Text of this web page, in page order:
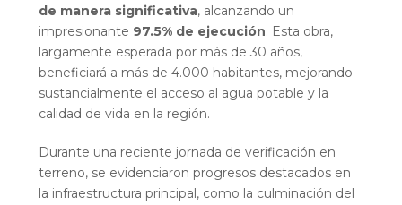
de manera significativa, alcanzando un
impresionante 97.5% de ejecución. Esta obra,
largamente esperada por más de 30 años,
beneficiará a más de 4.000 habitantes, mejorando
sustancialmente el acceso al agua potable y la
calidad de vida en la región.
Durante una reciente jornada de verificación en
terreno, se evidenciaron progresos destacados en
la infraestructura principal, como la culminación del